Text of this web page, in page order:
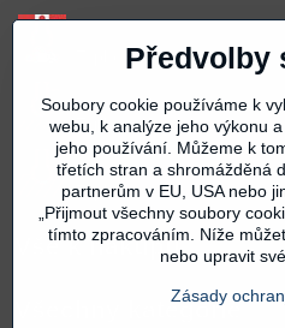
Teplota vzduchu
Teplota povrchu
Teplota materiálu
Vše k nákupu
Všechny kategorie
Předvolby
Soubory cookie používáme k
webu, k analýze jeho výkonu
jeho používání. Můžeme k
třetích stran a shromážděná
partnerům v EU, USA nebo
„Přijmout všechny soubory
tímto zpracováním. Níže
nebo upravit
Zásady